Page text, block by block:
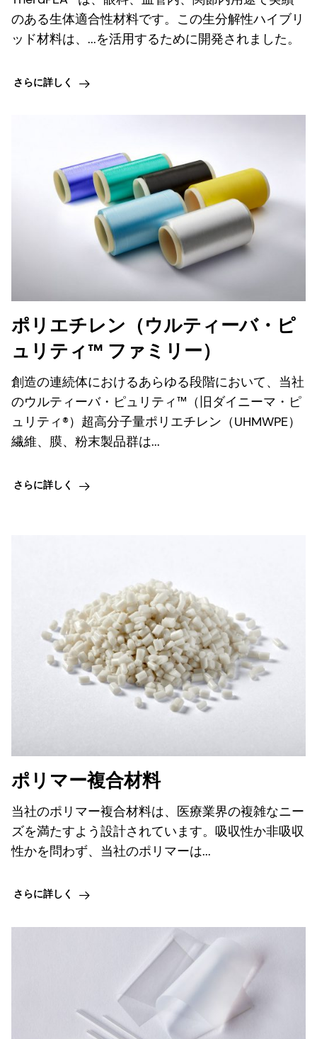
のある生体適合性材料です。この生分解性ハイブリ
ッド材料は、...を活用するために開発されました。
さらに詳しく
ポリエチレン（ウルティーバ・ピ
ュリティ™ ファミリー）
創造の連続体におけるあらゆる段階において、当社
のウルティーバ・ピュリティ™（旧ダイニーマ・ピ
ュリティ®）超高分子量ポリエチレン（UHMWPE）
繊維、膜、粉末製品群は...
さらに詳しく
ポリマー複合材料
当社のポリマー複合材料は、医療業界の複雑なニー
ズを満たすよう設計されています。吸収性か非吸収
性かを問わず、当社のポリマーは...
さらに詳しく